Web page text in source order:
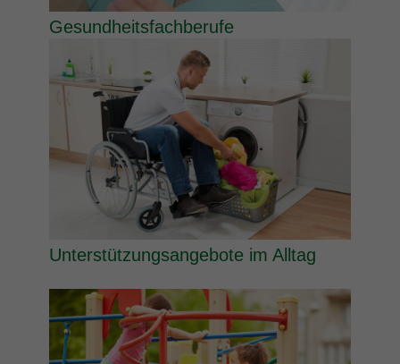
Gesundheitsfachberufe
Unterstützungsangebote im Alltag